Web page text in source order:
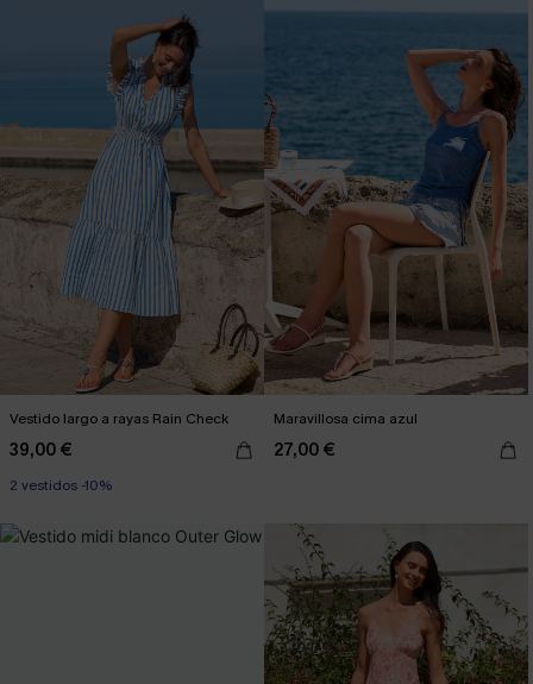
Vestido largo a rayas Rain Check
39,00 €
2 vestidos -10%
Maravillosa cima azul
27,00 €